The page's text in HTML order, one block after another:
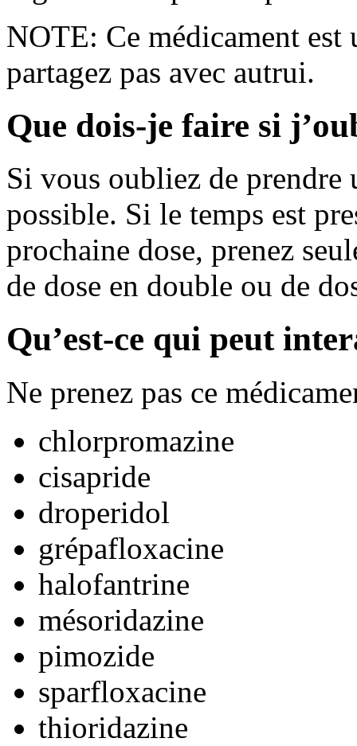
NOTE: Ce médicament
partagez pas avec autrui.
Que dois-je faire si
Si vous oubliez de prendre
possible. Si le temps est
prochaine dose, prenez
de dose en double ou de
Qu’est-ce qui peut
Ne prenez pas ce
chlorpromazine
cisapride
droperidol
grépafloxacine
halofantrine
mésoridazine
pimozide
sparfloxacine
thioridazine